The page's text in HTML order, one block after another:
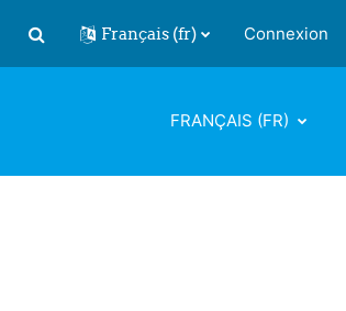
Activer/désactiver la saisie de
Français ‎(fr)‎ Connexion
FRANÇAIS ‎(FR)‎